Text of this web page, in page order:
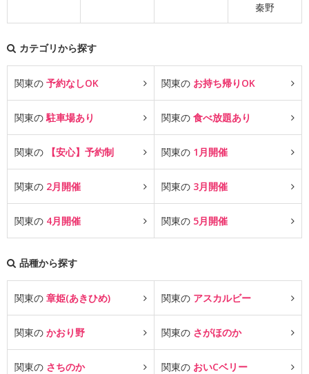
秦野
カテゴリから探す
関東の 予約なしOK 関東の お持ち帰りOK
関東の駐車場あり 関東の 食べ放題あり
関東の 【安心】予約制 関東の 1月開催
関東の 2月開催 関東の 3月開催
関東の 4月開催 関東の 5月開催
品種から探す
関東の 章姫(あきひめ) 関東の アスカルビー
関東の かおり野 関東の さがほのか
関東の さちのか 関東の おいCベリー